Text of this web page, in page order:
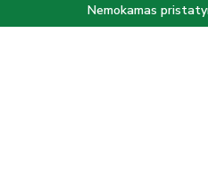
Nemokamas